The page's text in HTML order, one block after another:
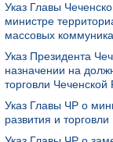
Указ Главы
министре
массовых
Указ Президента
назначении на
торговли
Указ Главы ЧР о
развития и